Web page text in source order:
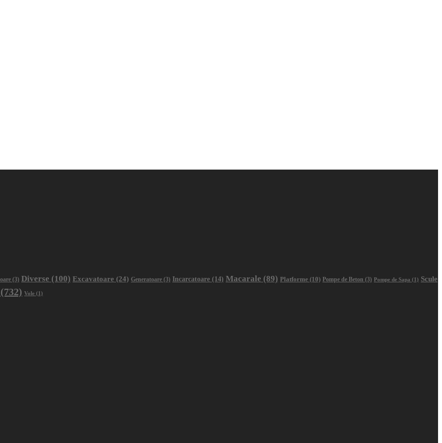
(3) Diverse (100) Excavatoare (24) Generatoare (3) Incarcatoare (14) Macarale (89) Platforme (10) Pompe de Beton (3) Pompe de Sapa (1) Scule
(732) Vole (1)